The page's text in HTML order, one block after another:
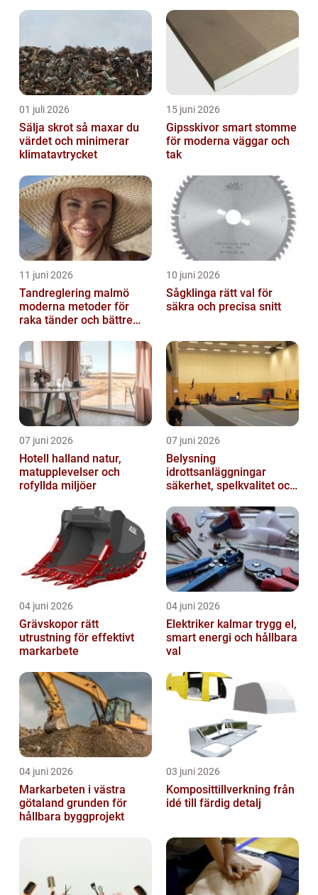
01 juli 2026
Sälja skrot så maxar du
värdet och minimerar
klimatavtrycket
15 juni 2026
Gipsskivor smart stomme
för moderna väggar och
tak
11 juni 2026
Tandreglering malmö
moderna metoder för
raka tänder och bättre
10 juni 2026
Sågklinga rätt val för
säkra och precisa snitt
07 juni 2026
Hotell halland natur,
matupplevelser och
rofyllda miljöer
07 juni 2026
Belysning
idrottsanläggningar
säkerhet, spelkvalitet och
04 juni 2026
Grävskopor rätt
utrustning för effektivt
markarbete
04 juni 2026
Elektriker kalmar trygg el,
smart energi och hållbara
val
04 juni 2026
Markarbeten i västra
götaland grunden för
hållbara byggprojekt
03 juni 2026
Komposittillverkning från
idé till färdig detalj